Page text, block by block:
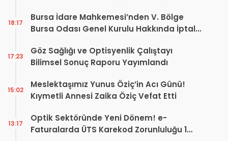
Bursa İdare Mahkemesi’nden V. Bölge
Bursa Odası Genel Kurulu Hakkında İptal
18:17
Göz Sağlığı ve Optisyenlik Çalıştayı
Bilimsel Sonuç Raporu Yayımlandı
17:23
Meslektaşımız Yunus Öziç’in Acı Günü!
Kıymetli Annesi Zaika Öziç Vefat Etti
15:02
Optik Sektöründe Yeni Dönem! e-
Faturalarda ÜTS Karekod Zorunluluğu 1
13:17